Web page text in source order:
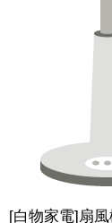
[白物家電]扇